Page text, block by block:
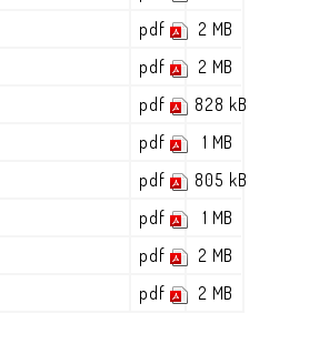
pdf 2 MB
pdf 2 MB
pdf 828 kB
pdf 1 MB
pdf 805 kB
pdf 1 MB
pdf 2 MB
pdf 2 MB